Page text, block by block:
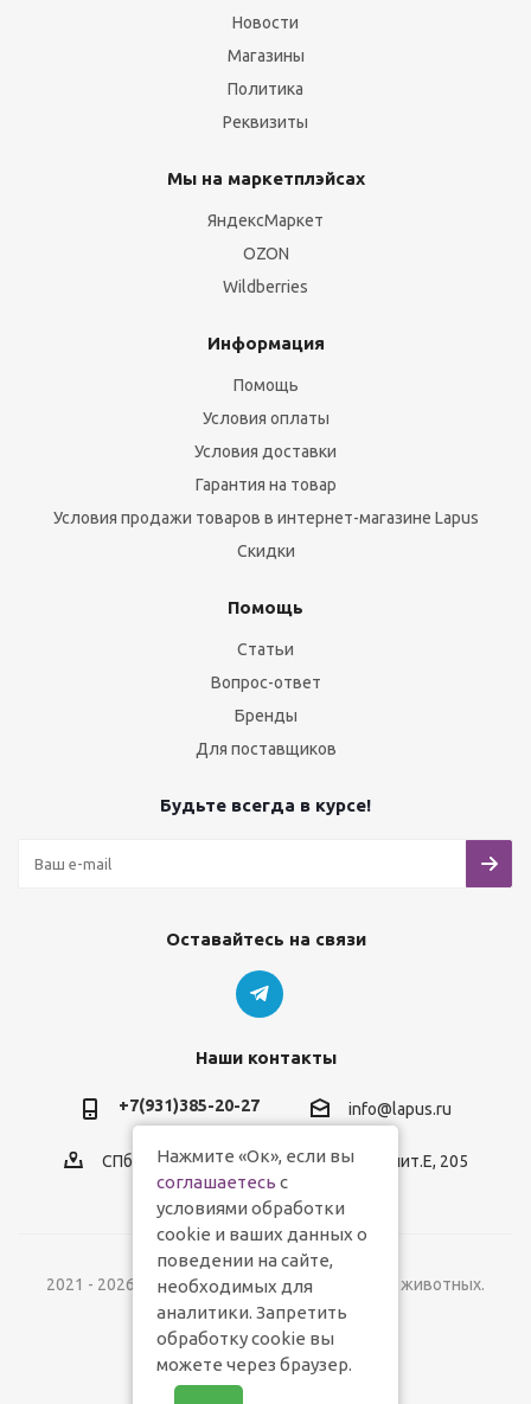
Новости
Магазины
Политика
Реквизиты
Мы на маркетплэйсах
ЯндексМаркет
OZON
Wildberries
Информация
Помощь
Условия оплаты
Условия доставки
Гарантия на товар
Условия продажи товаров в интернет-магазине Lapus
Скидки
Помощь
Статьи
Вопрос-ответ
Бренды
Для поставщиков
Будьте всегда в курсе!
Оставайтесь на связи
Наши контакты
+7(931)385-20-27 info@lapus.ru
СПб, пр.Обуховской Обороны, д.116, лит.Е, 205
2021 - 2026 © Lapus.ru - магазин товаров для животных.
Нажмите «Ок», если вы
соглашаетесь с
условиями обработки
cookie и ваших данных о
поведении на сайте,
необходимых для
аналитики. Запретить
обработку cookie вы
можете через браузер.